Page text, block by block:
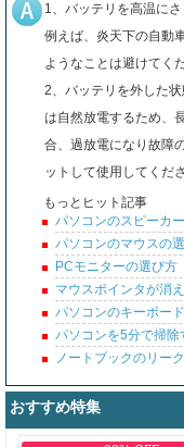
1、バッテリを高温に
例えば、炎天下の自動
ようなことは避けてく
2、バッテリを外した
は自然放電するため、
合、過放電になり故障
ットして使用してくださ
もっとヒット記事
パソコンのスピーカ
パソコンのマウスの
PCモニターの選び方
マウスポインタが消
パソコンのキーボー
パソコンを5分で掃除
ノートブックのリー
おすすめ特集